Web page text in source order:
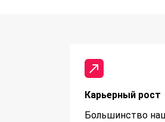
Карьерный рост
Большинство